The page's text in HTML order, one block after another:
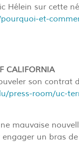
Hélein sur cette
et-
CALIFORNIA
son contrat
press-room/uc-
mauvaise
un bras de